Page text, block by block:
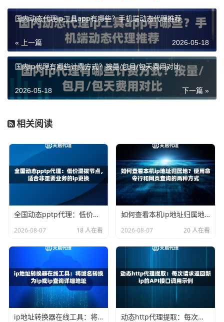
配置代理IP正是为了解决这些问题。它通过轮换不同的网络
地址，让每次问卷访问都像是来自一个全新的、普通的网络
用户，从而有效绕过频率限制，提升任务成功率和数据采集
效率。
如何为问卷业务选择代理IP类型？
点： IP的纯净度与质量
根据使用时长和业务场景，代理IP主要分为动态短效IP和长
效静态IP。
动态短效IP（有效期3-30分钟）：这类IP存活时间短，自动
更换频繁，非常适合需要极高匿名性和大量IP轮换的场景。
例如，进行大规模、分散的问卷投放，每次提交或每完成几
次提交就更换一个IP，能最大程度模拟真实用户的一次性访
问行为，避免被追踪。
长效静态IP（有效期1-24小时）：这类IP在较长时间内保持
固定不变。适用于需要保持一定会话连续性的任务，或者你
需要以某个特定地区的“固定用户”身份完成一系列多页问卷
时。它能提供更稳定、持久的连接。
对于大多数问卷填写和数据收集任务，
名性和成本效益，往往是更优选择。你可以根据单次任务耗
国内动态代理ip工具app有哪些？手机端动态代理推荐
« 上一篇 2026-05-18
国内ip代理有哪些计费方式？按量/包月/包天费用对比
下一篇 »
2026-05-18
相关阅读
全国动态pptp代理：低价混拨节点，适合非重要业务的ip更换
2026-08-07 18 人在看
如何查看本机ip地址归属地？使用命令行和网页查询的两种方式
2026-08-07 20 人在看
ip地址转换器在线工具：将域名转换为ip或ip查询详细地址 动态http代理提取：每次请求返回新ip的API接口调用示例